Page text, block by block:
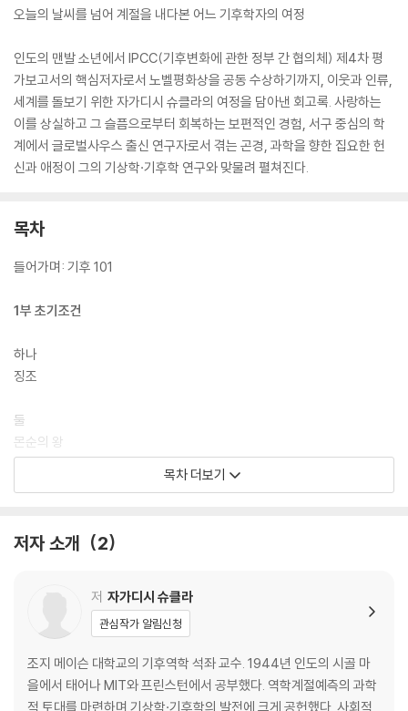
오늘의 날씨를 넘어 계절을 내다본 어느 기후학자의 여정
인도의 맨발 소년에서 IPCC(기후변화에 관한 정부 간 협의체) 제4차 평
가보고서의 핵심저자로서 노벨평화상을 공동 수상하기까지, 이웃과 인류,
세계를 돌보기 위한 자가디시 슈클라의 여정을 담아낸 회고록. 사랑하는
이를 상실하고 그 슬픔으로부터 회복하는 보편적인 경험, 서구 중심의 학
계에서 글로벌사우스 출신 연구자로서 겪는 곤경, 과학을 향한 집요한 헌
신과 애정이 그의 기상학·기후학 연구와 맞물려 펼쳐진다.
목차
들어가며: 기후 101
1부 초기조건
하나
징조
둘
몬순의 왕
넷
2부 카오스 한가운데에서의 예측가능성
여섯
목차 더보기
저자 소개 2
저 자가디시 슈클라
관심작가 알림신청
조지 메이슨 대학교의 기후역학 석좌 교수. 1944년 인도의 시골 마
을에서 태어나 MIT와 프린스턴에서 공부했다. 역학계절예측의 과학
적 토대를 마련하며 기상학·기후학의 발전에 크게 공헌했다. 사회적